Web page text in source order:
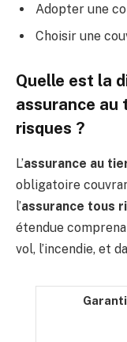
Adopter une
Choisir une
Quelle est la
assurance au
risques ?
L’assurance au
obligatoire
l’assurance tous
étendue
vol, l’incendie, et